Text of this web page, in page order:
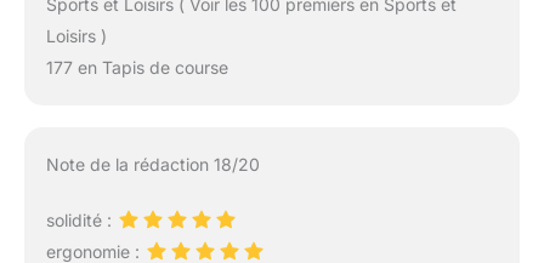
Sports et Loisirs ( Voir les 100 premiers en Sports et
Loisirs )
177 en Tapis de course
Note de la rédaction 18/20
solidité :
ergonomie :